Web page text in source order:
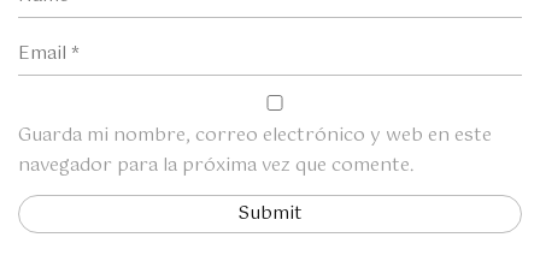
Guarda mi nombre, correo electrónico y web en este
navegador para la próxima vez que comente.